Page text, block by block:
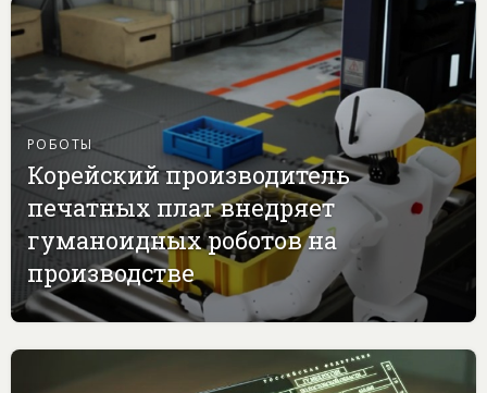
РОБОТЫ
Корейский производитель
печатных плат внедряет
гуманоидных роботов на
производстве